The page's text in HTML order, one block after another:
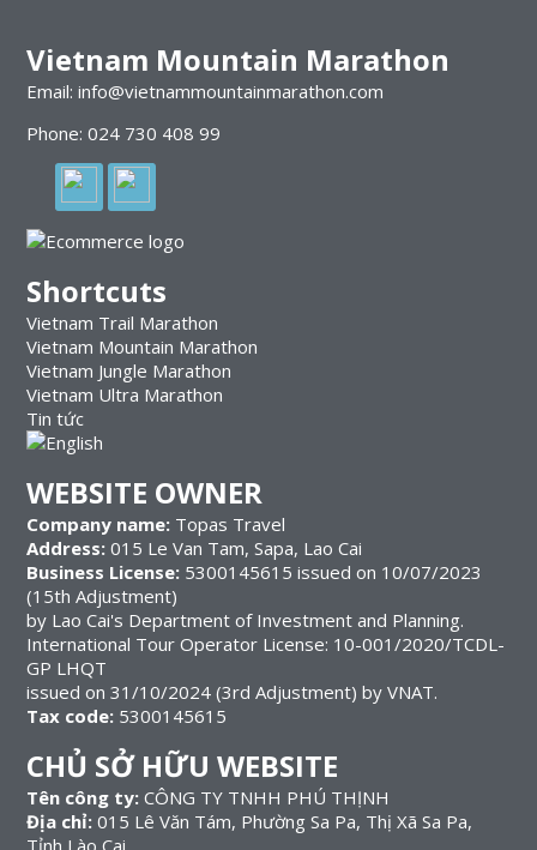
Vietnam Mountain Marathon
Email: info@vietnammountainmarathon.com
Phone: 024 730 408 99
Shortcuts
Vietnam Trail Marathon
Vietnam Mountain Marathon
Vietnam Jungle Marathon
Vietnam Ultra Marathon
Tin tức
WEBSITE OWNER
Company name:Topas Travel
Address:015 Le Van Tam, Sapa, Lao Cai
Business License: 5300145615 issued on 10/07/2023
(15th Adjustment)
by Lao Cai's Department of Investment and Planning.
International Tour Operator License: 10-001/2020/TCDL-
GP LHQT
issued on 31/10/2024 (3rd Adjustment) by VNAT.
Tax code: 5300145615
CHỦ SỞ HỮU WEBSITE
Tên công ty: CÔNG TY TNHH PHÚ THỊNH
Địa chỉ: 015 Lê Văn Tám, Phường Sa Pa, Thị Xã Sa Pa,
Tỉnh Lào Cai